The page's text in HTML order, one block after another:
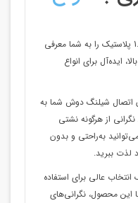
با افتخار، محصول کونیک شیلنگ دوش 1.2 پلاستیک را به شما معرفی
ایده‌آل برای انواع
اتصال شیلنگ دوش شما به
از هرگونه نشتی
به‌راحتی و بدون
ببرید.
عالی برای استفاده
محصول، نگرانی‌های